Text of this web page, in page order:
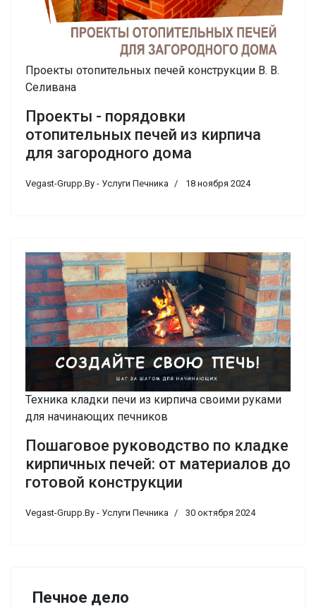
Проекты отопительных печей конструкции В. В.
Селивана
Проекты - порядовки
отопительных печей из кирпича
для загородного дома
Vegast-Grupp.By - Услуги Печника 18 ноября 2024
Техника кладки печи из кирпича своими руками
для начинающих печников
Пошаговое руководство по кладке
кирпичных печей: от материалов до
готовой конструкции
Vegast-Grupp.By - Услуги Печника 30 октября 2024
Печное дело